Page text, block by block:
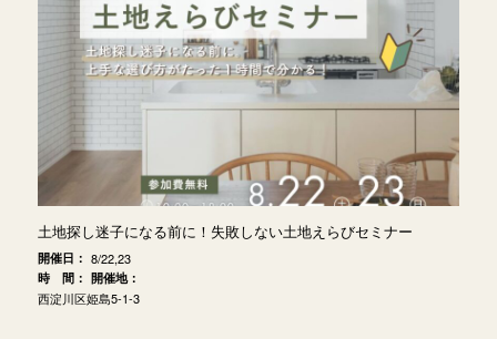
土地探し迷子になる前に！失敗しない土地えらびセミナー
開催日： 8/22,23
時 間： 開催地：
西淀川区姫島5-1-3